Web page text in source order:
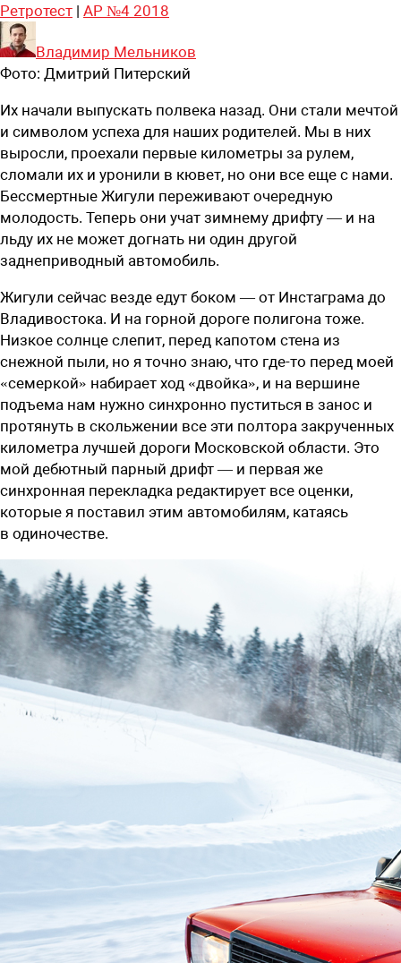
Ретротест | АР №4 2018
Владимир Мельников
Фото: Дмитрий Питерский
Их начали выпускать полвека назад. Они стали мечтой
и символом успеха для наших родителей. Мы в них
выросли, проехали первые километры за рулем,
сломали их и уронили в кювет, но они все еще с нами.
Бессмертные Жигули переживают очередную
молодость. Теперь они учат зимнему дрифту — и на
льду их не может догнать ни один другой
заднеприводный автомобиль.
Жигули сейчас везде едут боком — от Инстаграма до
Владивостока. И на горной дороге полигона тоже.
Низкое солнце слепит, перед капотом стена из
снежной пыли, но я точно знаю, что где-то перед моей
«семеркой» набирает ход «двойка», и на вершине
подъема нам нужно синхронно пуститься в занос и
протянуть в скольжении все эти полтора закрученных
километра лучшей дороги Московской области. Это
мой дебютный парный дрифт — и первая же
синхронная перекладка редактирует все оценки,
которые я поставил этим автомобилям, катаясь
в одиночестве.